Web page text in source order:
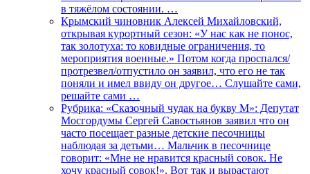
в тяжёлом состоянии. …
Крымский чиновник Алексей Михайловский,
открывая курортный сезон: «У нас как не понос,
так золотуха: то ковидные ограничения, то
мероприятия военные.» Потом когда проспался/
протрезвел/отпустило он заявил, что его не так
поняли и имел ввиду он другое… Слушайте сами,
решайте сами …
Рубрика: «Сказочный чудак на букву М»: Депутат
Мосгордумы Сергей Савостьянов заявил что он
часто посещает разные детские песочницы
наблюдая за детьми… Мальчик в песочнице
говорит: «Мне не нравится красный совок. Не
хочу красный совок!». Вот так и вырастают